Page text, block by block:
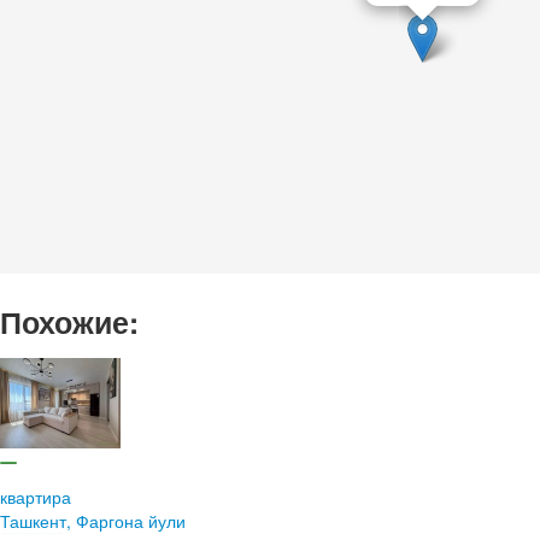
Похожие:
квартира
Ташкент, Фаргона йули